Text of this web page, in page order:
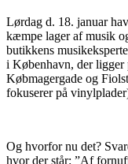
Lørdag d. 18. januar
kæmpe lager af musik
butikkens
i København, der ligger
Købmagergade og
fokuserer på
Og hvorfor nu det?
hvor der står: ”Af